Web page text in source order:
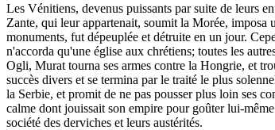
Les Vénitiens, devenus puissants par suite de leurs
Zante, qui leur appartenait, soumit la Morée, imposa
monuments, fut dépeuplée et détruite en un jour.
n'accorda qu'une église aux chrétiens; toutes les
Ogli, Murat tourna ses armes contre la Hongrie, et
succès divers et se termina par le traité le plus
la Serbie, et promit de ne pas pousser plus loin ses
calme dont jouissait son empire pour goûter lui-
société des derviches et leurs austérités.